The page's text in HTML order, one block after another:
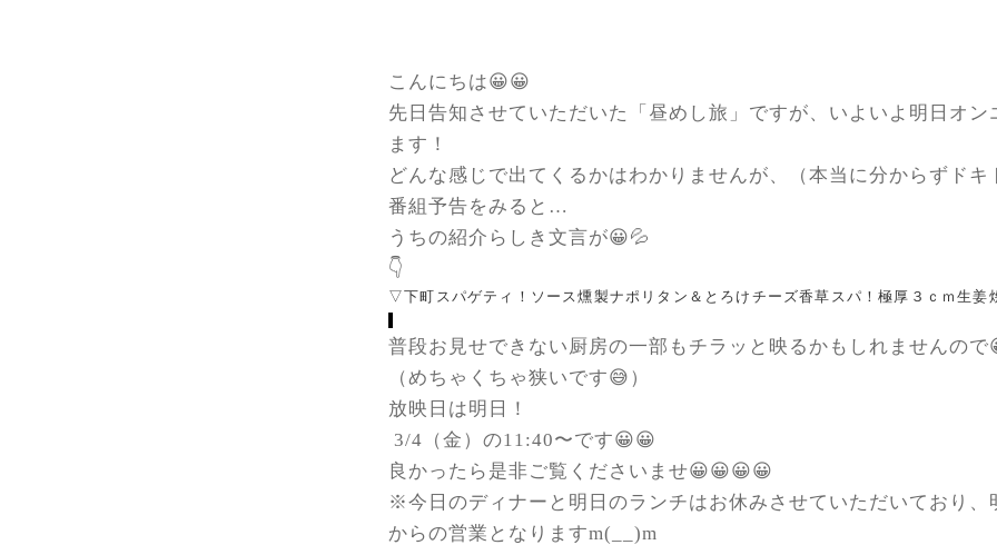
こんにちは😀😀
先日告知させていただいた「昼めし旅」ですが、いよいよ明日オン
ます！
どんな感じで出てくるかはわかりませんが、（本当に分からずドキ
番組予告をみると…
うちの紹介らしき文言が😀💦
👇
▽下町スパゲティ！ソース燻製ナポリタン＆とろけチーズ香草スパ！極厚３ｃｍ生姜
普段お見せできない厨房の一部もチラッと映るかもしれませんので
（めちゃくちゃ狭いです😅）
放映日は明日！
3/4（金）の11:40〜です😀😀
良かったら是非ご覧くださいませ😀😀😀😀
※今日のディナーと明日のランチはお休みさせていただいており、
からの営業となりますm(__)m